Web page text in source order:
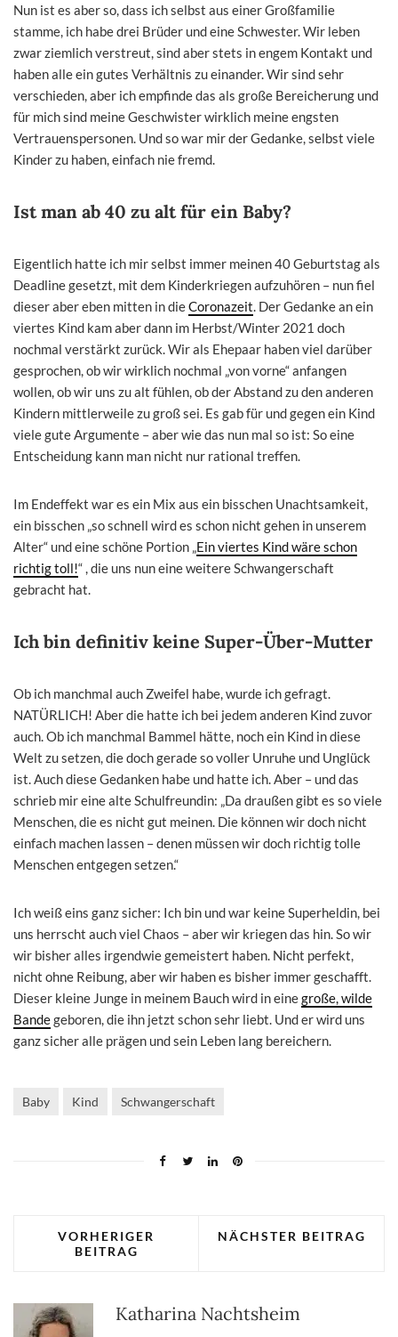
Nun ist es aber so, dass ich selbst aus einer Großfamilie
stamme, ich habe drei Brüder und eine Schwester. Wir leben
zwar ziemlich verstreut, sind aber stets in engem Kontakt und
haben alle ein gutes Verhältnis zu einander. Wir sind sehr
verschieden, aber ich empfinde das als große Bereicherung und
für mich sind meine Geschwister wirklich meine engsten
Vertrauenspersonen. Und so war mir der Gedanke, selbst viele
Kinder zu haben, einfach nie fremd.
Ist man ab 40 zu alt für ein Baby?
Eigentlich hatte ich mir selbst immer meinen 40 Geburtstag als
Deadline gesetzt, mit dem Kinderkriegen aufzuhören – nun fiel
dieser aber eben mitten in dieCoronazeit. Der Gedanke an ein
viertes Kind kam aber dann im Herbst/Winter 2021 doch
nochmal verstärkt zurück. Wir als Ehepaar haben viel darüber
gesprochen, ob wir wirklich nochmal „von vorne“ anfangen
wollen, ob wir uns zu alt fühlen, ob der Abstand zu den anderen
Kindern mittlerweile zu groß sei. Es gab für und gegen ein Kind
viele gute Argumente – aber wie das nun mal so ist: So eine
Entscheidung kann man nicht nur rational treffen.
Im Endeffekt war es ein Mix aus ein bisschen Unachtsamkeit,
ein bisschen „so schnell wird es schon nicht gehen in unserem
Alter“ und eine schöne Portion „Ein viertes Kind wäre schon
richtig toll!“ , die uns nun eine weitere Schwangerschaft
gebracht hat.
Ich bin definitiv keine Super-Über-Mutter
Ob ich manchmal auch Zweifel habe, wurde ich gefragt.
NATÜRLICH! Aber die hatte ich bei jedem anderen Kind zuvor
auch. Ob ich manchmal Bammel hätte, noch ein Kind in diese
Welt zu setzen, die doch gerade so voller Unruhe und Unglück
ist. Auch diese Gedanken habe und hatte ich. Aber – und das
schrieb mir eine alte Schulfreundin: „Da draußen gibt es so viele
Menschen, die es nicht gut meinen. Die können wir doch nicht
einfach machen lassen – denen müssen wir doch richtig tolle
Menschen entgegen setzen.“
Ich weiß eins ganz sicher: Ich bin und war keine Superheldin, bei
uns herrscht auch viel Chaos – aber wir kriegen das hin. So wir
wir bisher alles irgendwie gemeistert haben. Nicht perfekt,
nicht ohne Reibung, aber wir haben es bisher immer geschafft.
Dieser kleine Junge in meinem Bauch wird in einegroße, wilde
Bandegeboren, die ihn jetzt schon sehr liebt. Und er wird uns
ganz sicher alle prägen und sein Leben lang bereichern.
Baby Kind Schwangerschaft
VORHERIGER
BEITRAG
NÄCHSTER BEITRAG
Katharina Nachtsheim